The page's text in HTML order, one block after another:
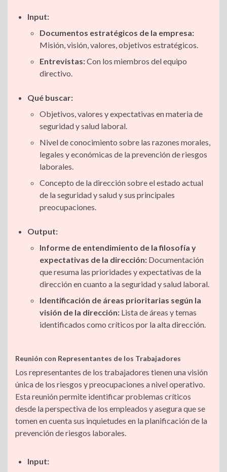
Input:
Documentos estratégicos de la empresa:
Misión, visión, valores, objetivos estratégicos.
Entrevistas:Con los miembros del equipo
directivo.
Qué buscar:
Objetivos, valores y expectativas en materia de
seguridad y salud laboral.
Nivel de conocimiento sobre las razones morales,
legales y económicas de la prevención de riesgos
laborales.
Concepto de la dirección sobre el estado actual
de la seguridad y salud y sus principales
preocupaciones.
Output:
Informe de entendimiento de la filosofía y
expectativas de la dirección: Documentación
que resuma las prioridades y expectativas de la
dirección en cuanto a la seguridad y salud laboral.
Identificación de áreas prioritarias según la
visión de la dirección: Lista de áreas y temas
identificados como críticos por la alta dirección.
Reunión con Representantes de los Trabajadores
Los representantes de los trabajadores tienen una visión
única de los riesgos y preocupaciones a nivel operativo.
Esta reunión permite identificar problemas críticos
desde la perspectiva de los empleados y asegura que se
tomen en cuenta sus inquietudes en la planificación de la
prevención de riesgos laborales.
Input: